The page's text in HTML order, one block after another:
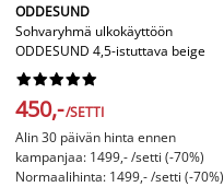
ODDESUND
Sohvaryhmä ulkokäyttöön
ODDESUND 4,5-istuttava beige






450,-/SETTI
Alin 30 päivän hinta ennen
kampanjaa: 1499,- /setti (-70%)
Normaalihinta: 1499,- /setti (-70%)